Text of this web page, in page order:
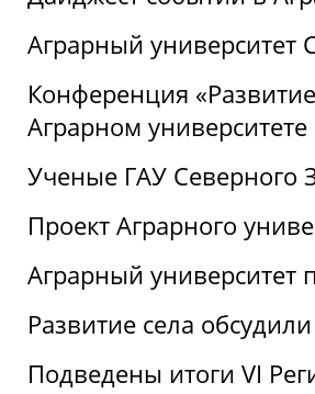
Аграрный университет
Конференция
Аграрном университете
Ученые ГАУ Северного
Проект Аграрного
Аграрный
Развитие села
Подведены итоги VI